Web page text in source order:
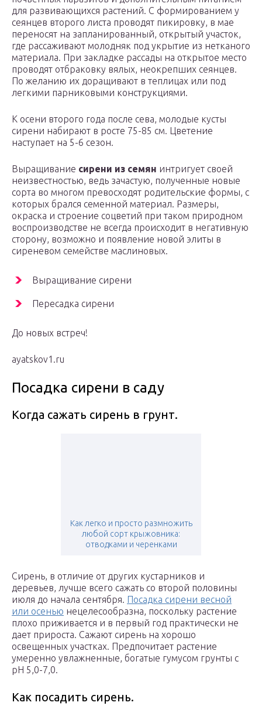
для развивающихся растений. С формированием у
сеянцев второго листа проводят пикировку, в мае
переносят на запланированный, открытый участок,
где рассаживают молодняк под укрытие из нетканого
материала. При закладке рассады на открытое место
проводят отбраковку вялых, неокрепших сеянцев.
По желанию их доращивают в теплицах или под
легкими парниковыми конструкциями.
К осени второго года после сева, молодые кусты
сирени набирают в росте 75-85 см. Цветение
наступает на 5-6 сезон.
Выращивание сирени из семян интригует своей
неизвестностью, ведь зачастую, полученные новые
сорта во многом превосходят родительские формы, с
которых брался семенной материал. Размеры,
окраска и строение соцветий при таком природном
воспроизводстве не всегда происходит в негативную
сторону, возможно и появление новой элиты в
сиреневом семействе маслиновых.
Выращивание сирени
Пересадка сирени
До новых встреч!
ayatskov1.ru
Посадка сирени в саду
Когда сажать сирень в грунт.
Как легко и просто размножить
любой сорт крыжовника:
отводками и черенками
Сирень, в отличие от других кустарников и
деревьев, лучше всего сажать со второй половины
июля до начала сентября. Посадка сирени весной
или осенью нецелесообразна, поскольку растение
плохо приживается и в первый год практически не
дает прироста. Сажают сирень на хорошо
освещенных участках. Предпочитает растение
умеренно увлажненные, богатые гумусом грунты с
pH 5,0-7,0.
Как посадить сирень.